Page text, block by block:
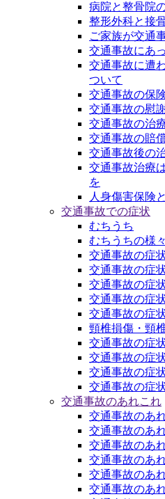
病院と整骨院
整形外科と接
ご家族が交通
交通事故にあ
交通事故に遭
ついて
交通事故の保
交通事故の慰
交通事故の治
交通事故の賠
交通事故後の
交通事故治療
を
人身傷害保険
交通事故での症状
むちうち
むちうちの様
交通事故の症
交通事故の症
交通事故の症
交通事故の症
交通事故の症
頸椎損傷・頸
交通事故の症
交通事故の症
交通事故の症
交通事故の症
交通事故のあれこれ
交通事故のあ
交通事故のあ
交通事故のあ
交通事故のあ
交通事故のあ
交通事故のあ